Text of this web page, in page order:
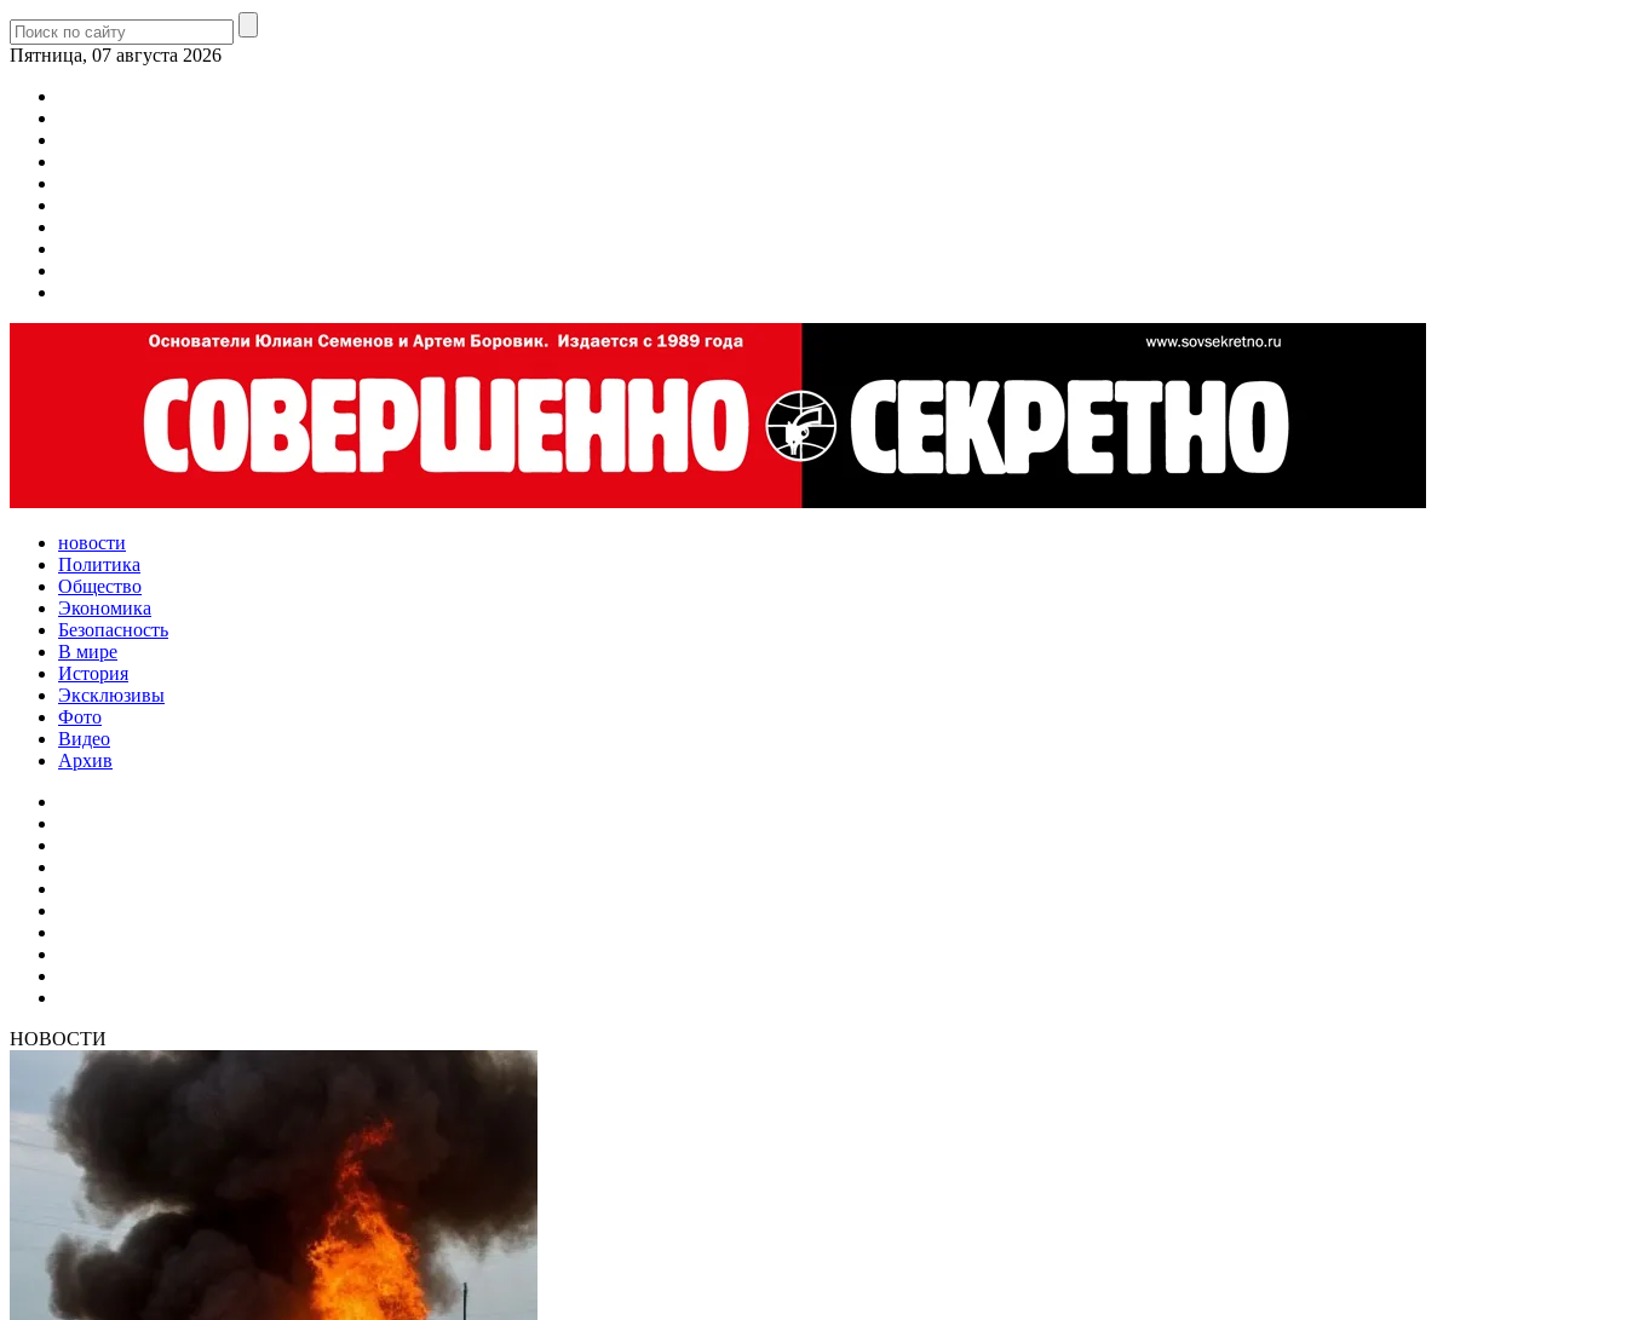
Пятница, 07 августа 2026
новости
Политика
Общество
Экономика
Безопасность
В мире
История
Эксклюзивы
Фото
Видео
Архив
НОВОСТИ